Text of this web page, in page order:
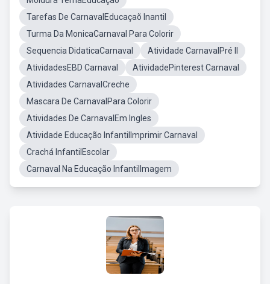
Tarefas De CarnavalEducaçaõ Inantil
Turma Da MonicaCarnaval Para Colorir
Sequencia DidaticaCarnaval
Atividade CarnavalPré II
AtividadesEBD Carnaval
AtividadePinterest Carnaval
Atividades CarnavalCreche
Mascara De CarnavalPara Colorir
Atividades De CarnavalEm Ingles
Atividade Educação InfantilImprimir Carnaval
Crachá InfantilEscolar
Carnaval Na Educação InfantilImagem